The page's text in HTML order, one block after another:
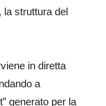
la struttura del
in diretta
a
generato per la